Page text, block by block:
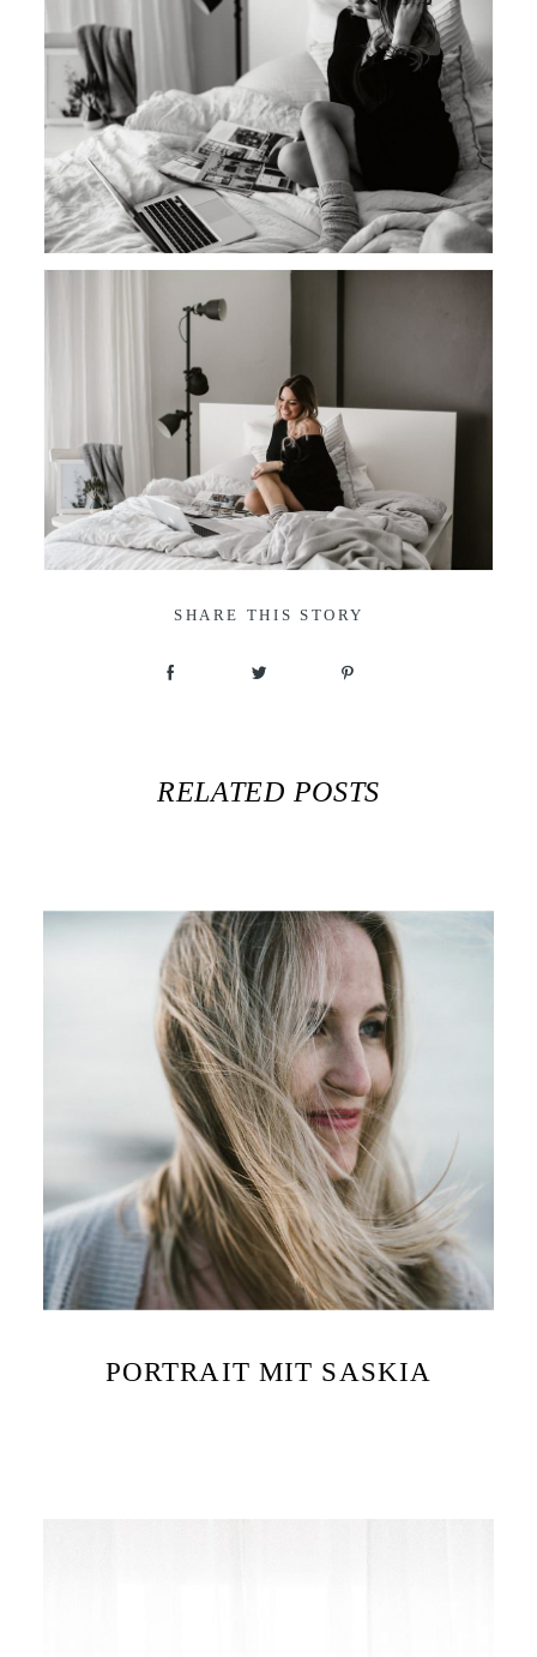
SHARE THIS STORY
RELATED POSTS
PORTRAIT MIT SASKIA